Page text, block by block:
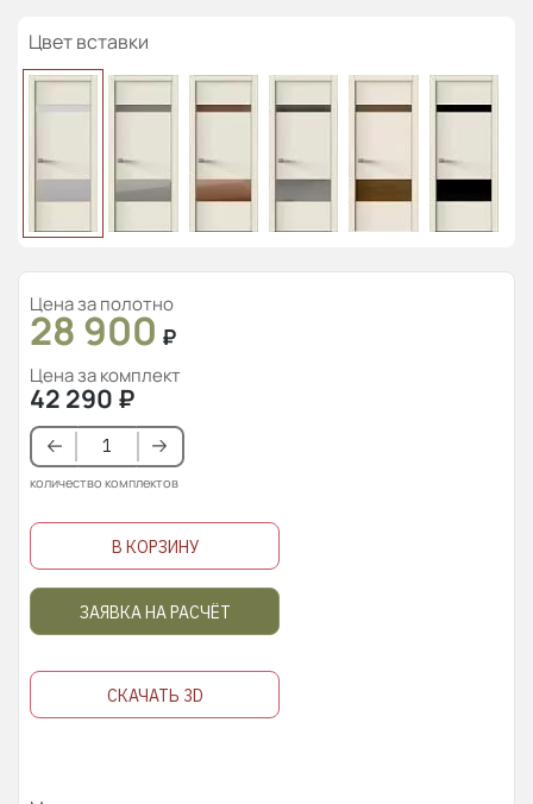
Цвет вставки
Цена за полотно
28 900 ₽
Цена за комплект
42 290 ₽
количество комплектов
В КОРЗИНУ
ЗАЯВКА НА РАСЧЁТ
СКАЧАТЬ 3D